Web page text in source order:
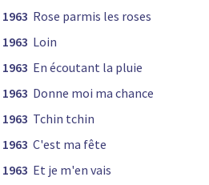
1963 Rose parmis les roses
1963 Loin
1963 En écoutant la pluie
1963 Donne moi ma chance
1963 Tchin tchin
1963 C'est ma fête
1963 Et je m'en vais